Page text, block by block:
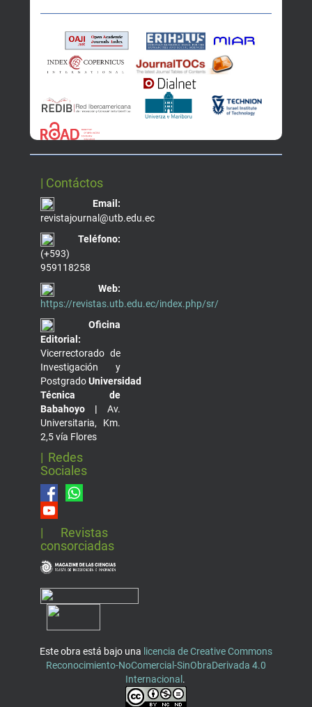
| Contáctos
Email:
revistajournal@utb.edu.ec
Teléfono:
(+593)
959118258
Web:
https://revistas.utb.edu.ec/index.php/sr/
Oficina
Editorial:
Vicerrectorado de
Investigación y
PostgradoUniversidad
Técnica de
Babahoyo | Av.
Universitaria, Km.
2,5 vía Flores
| Redes
Sociales
| Revistas
consorciadas
Este obra está bajo una licencia de Creative Commons
Reconocimiento-NoComercial-SinObraDerivada 4.0
Internacional .